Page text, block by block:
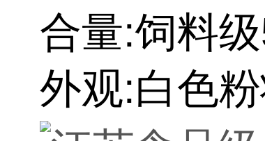
合量:饲料
外观:白色